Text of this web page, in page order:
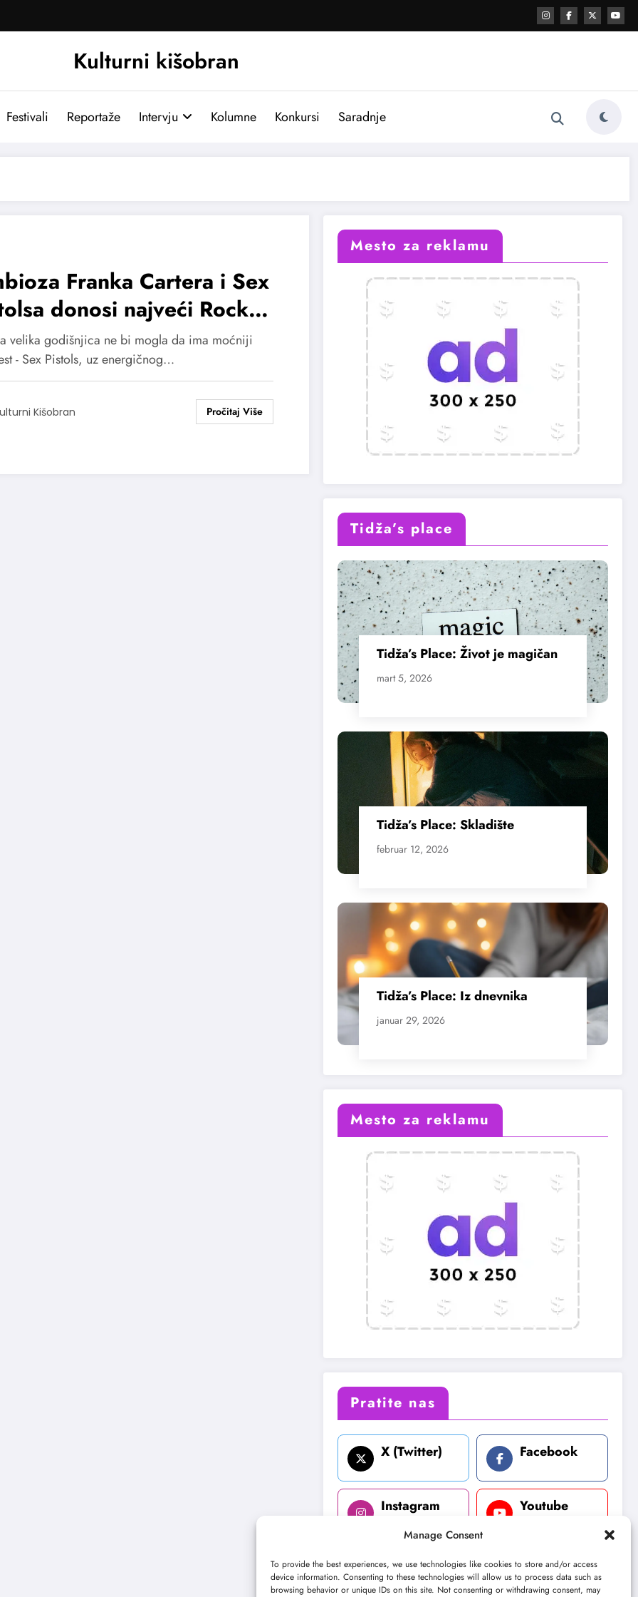
Manage Consent
To provide the best experiences, we use technologies like cookies to store and/or access
device information. Consenting to these technologies will allow us to process data such as
browsing behavior or unique IDs on this site. Not consenting or withdrawing consent, may
Kulturni kišobran
Festivali Reportaže Intervju Kolumne Konkursi Saradnje
Franka Cartera i Sex
donosi najveći Rock
Roll događaj godine na
EXIT
velika godišnjica ne bi mogla da ima moćniji
- Sex Pistols, uz energičnog…
Kišobran
Mesto za reklamu
Tidža’s place
Tidža’s Place: Život je magičan
mart 5, 2026
Tidža’s Place: Skladište
februar 12, 2026
Tidža’s Place: Iz dnevnika
januar 29, 2026
Mesto za reklamu
Pratite nas
X (Twitter) Facebook
Instagram Youtube
LinkedIn